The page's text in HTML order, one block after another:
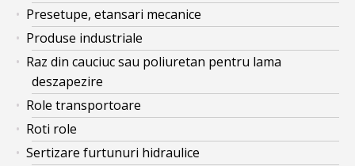
Presetupe, etansari mecanice
Produse industriale
Raz din cauciuc sau poliuretan pentru lama
deszapezire
Role transportoare
Roti role
Sertizare furtunuri hidraulice